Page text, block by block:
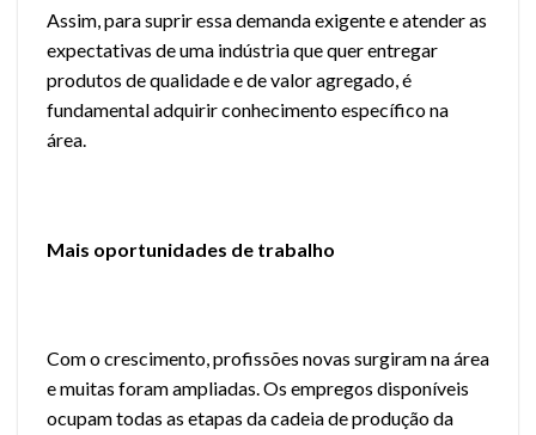
Assim, para suprir essa demanda exigente e atender as
expectativas de uma indústria que quer entregar
produtos de qualidade e de valor agregado, é
fundamental adquirir conhecimento específico na
área.
Mais oportunidades de trabalho
Com o crescimento, profissões novas surgiram na área
e muitas foram ampliadas. Os empregos disponíveis
ocupam todas as etapas da cadeia de produção da